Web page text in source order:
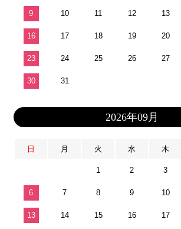
9 10 11 12 13
16 17 18 19 20
23 24 25 26 27
30 31
2026年09月
日 月 火 水 木
1 2 3
6 7 8 9 10
13 14 15 16 17